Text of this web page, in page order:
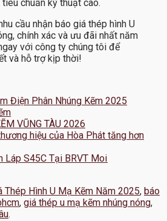
chuẩn kỹ thuật cao.
cầu nhận báo giá thép hình U
chính xác và ưu đãi nhất năm
với công ty chúng tôi để
và hỗ trợ kịp thời!
Điện Phân Nhúng Kẽm 2025
VŨNG TÀU 2026
hiệu của Hòa Phát tăng hơn
Láp S45C Tại BRVT Moi
Thép Hình U Mạ Kẽm Năm 2025, báo
, giá thép u mạ kẽm nhúng nóng,
.